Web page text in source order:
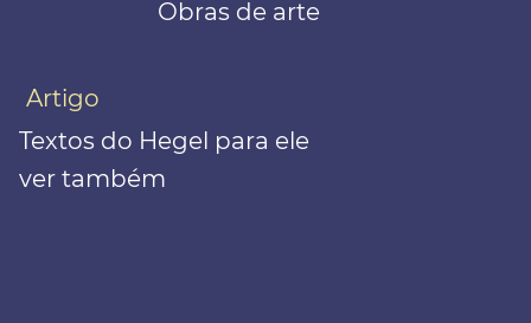
Obras de arte
Artigo
Textos do Hegel para ele
ver também